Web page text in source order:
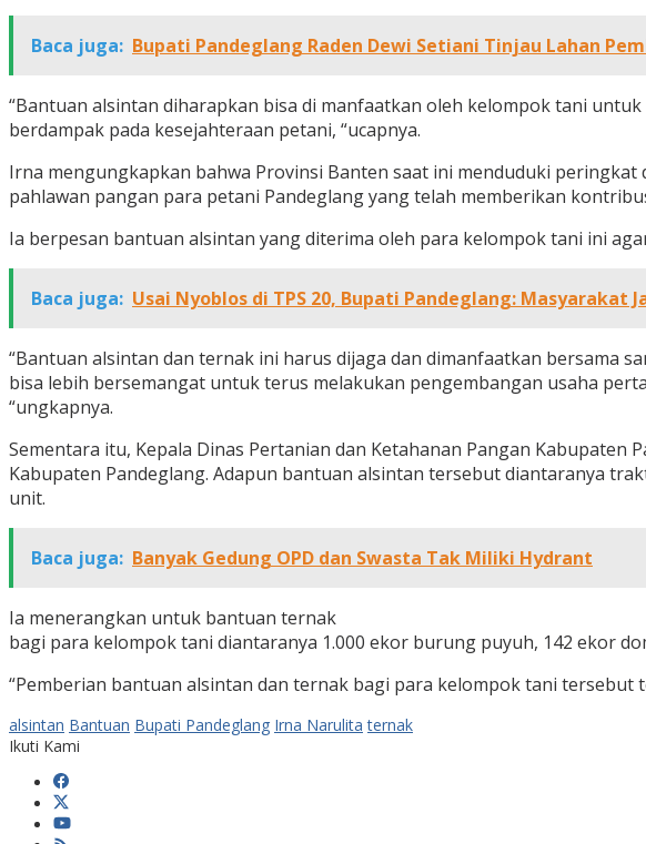
Baca juga: Bupati Pandeglang Raden Dewi Setiani Tinjau Lahan
“Bantuan alsintan diharapkan bisa di manfaatkan oleh kelompok tani
berdampak pada kesejahteraan petani, “ucapnya.
Irna mengungkapkan bahwa Provinsi Banten saat ini menduduki
pahlawan pangan para petani Pandeglang yang telah memberikan
Ia berpesan bantuan alsintan yang diterima oleh para kelompok tani ini
Baca juga: Usai Nyoblos di TPS 20, Bupati Pandeglang: Masyarakat
“Bantuan alsintan dan ternak ini harus dijaga dan dimanfaatkan bersama
bisa lebih bersemangat untuk terus melakukan pengembangan usaha
“ungkapnya.
Sementara itu, Kepala Dinas Pertanian dan Ketahanan Pangan
Kabupaten Pandeglang. Adapun bantuan alsintan tersebut diantaranya
unit.
Baca juga: Banyak Gedung OPD dan Swasta Tak Miliki Hydrant
Ia menerangkan untuk bantuan ternak
bagi para kelompok tani diantaranya 1.000 ekor burung puyuh, 142 ekor
“Pemberian bantuan alsintan dan ternak bagi para kelompok tani tersebut
alsintan Bantuan Bupati Pandeglang Irna Narulita ternak
Ikuti Kami